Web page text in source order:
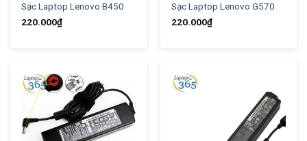
Sạc Laptop Lenovo B450
220.000₫
Sạc Laptop Lenovo G570
220.000₫